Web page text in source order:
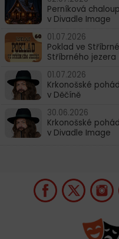
Perníková
v Divadle Image
01.07.2026
Poklad ve
Stříbrného jezera
01.07.2026
Krkonošské
v Děčíně
30.06.2026
Krkonošské
v Divadle Image